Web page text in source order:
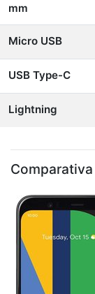
mm
Micro USB
USB Type-C
Lightning